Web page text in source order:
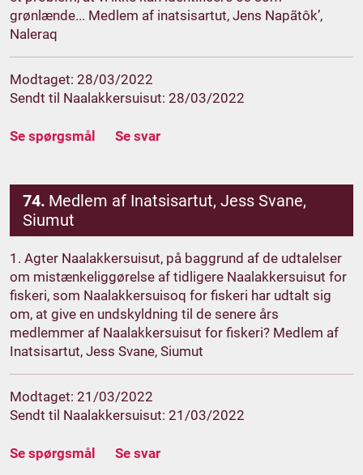
grønlænde... Medlem af inatsisartut, Jens Napãtôk’,
Naleraq
Modtaget: 28/03/2022
Sendt til Naalakkersuisut: 28/03/2022
Se spørgsmål Se svar
74. Medlem af Inatsisartut, Jess Svane,
Siumut
1. Agter Naalakkersuisut, på baggrund af de udtalelser
om mistænkeliggørelse af tidligere Naalakkersuisut for
fiskeri, som Naalakkersuisoq for fiskeri har udtalt sig
om, at give en undskyldning til de senere års
medlemmer af Naalakkersuisut for fiskeri? Medlem af
Inatsisartut, Jess Svane, Siumut
Modtaget: 21/03/2022
Sendt til Naalakkersuisut: 21/03/2022
Se spørgsmål Se svar